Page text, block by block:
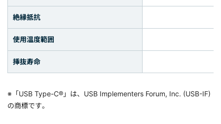
絶縁抵抗
使用温度範囲
挿抜寿命
※「USB Type-C®」は、USB Implementers Forum, Inc. (USB-IF)
の商標です。